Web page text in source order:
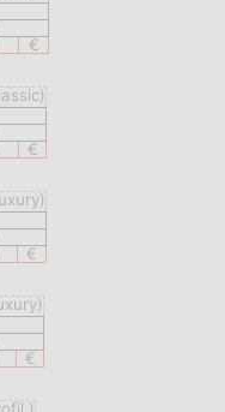
€
€
€
€